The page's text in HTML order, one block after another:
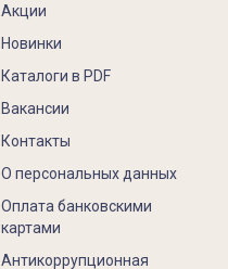
Акции
Новинки
Каталоги в PDF
Вакансии
Контакты
О персональных данных
Оплата банковскими
картами
Антикоррупционная